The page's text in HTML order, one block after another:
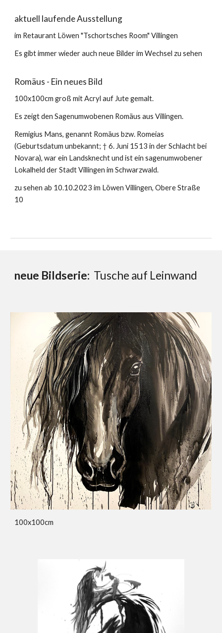
aktuell laufende Ausstellung
im Retaurant Löwen "Tschortsches Room" Villingen
Es gibt immer wieder auch neue Bilder im Wechsel zu sehen
Romäus - Ein neues Bild
100x100cm groß mit Acryl auf Jute gemalt.
Es zeigt den Sagenumwobenen Romäus aus Villingen.
Remigius Mans, genannt Romäus bzw. Romeias
(Geburtsdatum unbekannt; † 6. Juni 1513 in der Schlacht bei
Novara), war ein Landsknecht und ist ein sagenumwobener
Lokalheld der Stadt Villingen im Schwarzwald.
zu sehen ab 10.10.2023 im Löwen Villingen, Obere Straße
10
neue Bildserie: Tusche auf Leinwand
100x100cm